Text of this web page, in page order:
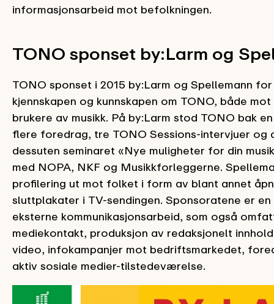
informasjonsarbeid mot befolkningen.
TONO sponset by:Larm og
TONO sponset i 2015 by:Larm og Spellemann
kjennskapen og kunnskapen om TONO, både
brukere av musikk. På by:Larm stod TONO bak
flere foredrag, tre TONO Sessions-intervjuer og
dessuten seminaret «Nye muligheter for din
med NOPA, NKF og Musikkforleggerne.
profilering ut mot folket i form av blant annet
sluttplakater i TV-sendingen. Sponsoratene er
eksterne kommunikasjonsarbeid, som også
mediekontakt, produksjon av redaksjonelt
video, infokampanjer mot bedriftsmarkedet,
aktiv sosiale medier-tilstedeværelse.